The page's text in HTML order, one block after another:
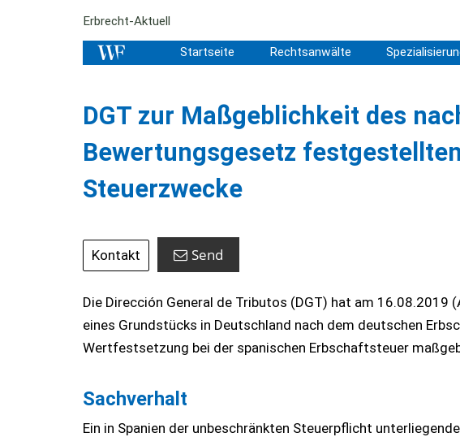
Erbrecht-Aktuell
Startseite Rechtsanwälte
DGT zur Maßgeblichkeit des
Bewertungsgesetz
Steuerzwecke
Kontakt Send
Die Dirección General de Tributos (DGT) hat am 16.08.2019
eines Grundstücks in Deutschland nach dem deutschen
Wertfestsetzung bei der spanischen Erbschaftsteuer
Sachverhalt
Ein in Spanien der unbeschränkten Steuerpflicht